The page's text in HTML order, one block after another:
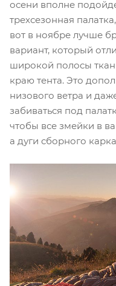
осени вполне
трехсезонная
вот в ноябре лучше
вариант, который
широкой полосы
краю тента. Это
низового ветра и
забиваться под
чтобы все змейки в
а дуги сборного